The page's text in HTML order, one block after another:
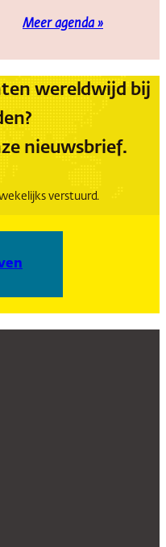
Meer agenda »
wereldwijd bij
nieuwsbrief.
verstuurd.